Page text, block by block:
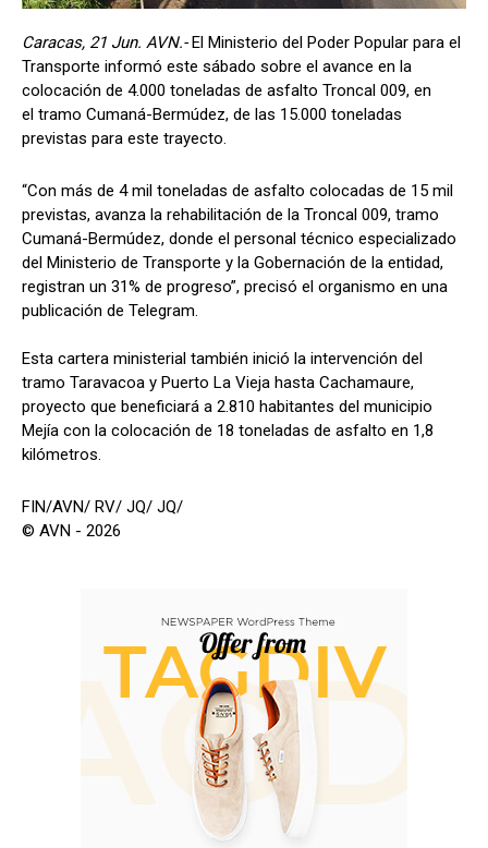
Caracas, 21 Jun. AVN.-El Ministerio del Poder Popular para el
Transporte informó este sábado sobre el avance en la
colocación de 4.000 toneladas de asfalto Troncal 009, en
el tramo Cumaná-Bermúdez, de las 15.000 toneladas
previstas para este trayecto.
“Con más de 4 mil toneladas de asfalto colocadas de 15 mil
previstas, avanza la rehabilitación de la Troncal 009, tramo
Cumaná-Bermúdez, donde el personal técnico especializado
del Ministerio de Transporte y la Gobernación de la entidad,
registran un 31% de progreso”, precisó el organismo en una
publicación de Telegram.
Esta cartera ministerial también inició la intervención del
tramo Taravacoa y Puerto La Vieja hasta Cachamaure,
proyecto que beneficiará a 2.810 habitantes del municipio
Mejía con la colocación de 18 toneladas de asfalto en 1,8
kilómetros.
FIN/AVN/ RV/ JQ/ JQ/
© AVN - 2026